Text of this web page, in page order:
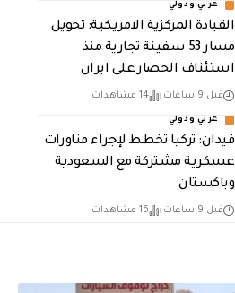
عربي ودولي
القيادة المركزية الامريكية: تحويل
مسار 53 سفينة تجارية منذ
استئناف الحصار على ايران
قبل 9 ساعات 14 مشاهدات
عربي ودولي
فيدان: تركيا تخطط لإجراء مناورات
عسكرية مشتركة مع السعودية
وباكستان
قبل 9 ساعات 16 مشاهدات